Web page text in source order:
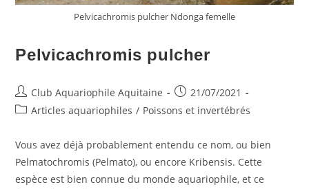
Pelvicachromis pulcher Ndonga femelle
Pelvicachromis pulcher
Auteur/autrice
de
Club Aquariophile Aquitaine
Publication
publiée :
21/07/2021
PostArticles aquariophiles / Poissons et invertébrés
Vous avez déjà probablement entendu ce nom, ou bien
Pelmatochromis (Pelmato), ou encore Kribensis. Cette
espèce est bien connue du monde aquariophile, et ce